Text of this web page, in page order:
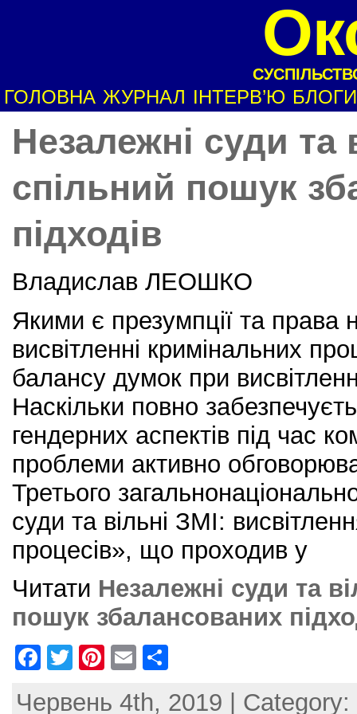
ГОЛОВНА ЖУРНАЛ ІНТЕРВ’Ю БЛОГИ
Незалежні суди та
спільний пошук
підходів
Владислав ЛЕОШКО
Якими є презумпції та права
висвітленні кримінальних
балансу думок при
Наскільки повно
гендерних аспектів під час
проблеми активно
Третього
суди та вільні ЗМІ:
процесів», що проходив у
Читати Незалежні суди та
пошук збалансованих
F
T
Pi
E
Червень 4th, 2019 | Category: